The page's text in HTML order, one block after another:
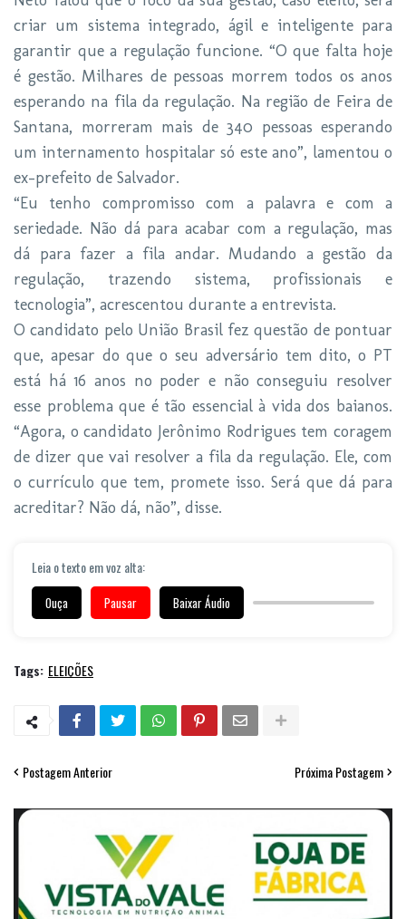
criar um sistema integrado, ágil e inteligente para
garantir que a regulação funcione. “O que falta hoje
é gestão. Milhares de pessoas morrem todos os anos
esperando na fila da regulação. Na região de Feira de
Santana, morreram mais de 340 pessoas esperando
um internamento hospitalar só este ano”, lamentou o
ex-prefeito de Salvador.
“Eu tenho compromisso com a palavra e com a
seriedade. Não dá para acabar com a regulação, mas
dá para fazer a fila andar. Mudando a gestão da
regulação, trazendo sistema, profissionais e
tecnologia”, acrescentou durante a entrevista.
O candidato pelo União Brasil fez questão de pontuar
que, apesar do que o seu adversário tem dito, o PT
está há 16 anos no poder e não conseguiu resolver
esse problema que é tão essencial à vida dos baianos.
“Agora, o candidato Jerônimo Rodrigues tem coragem
de dizer que vai resolver a fila da regulação. Ele, com
o currículo que tem, promete isso. Será que dá para
acreditar? Não dá, não”, disse.
Leia o texto em voz alta:
Ouça Pausar Baixar Áudio
Tags: ELEIÇÕES
Postagem Anterior Próxima Postagem